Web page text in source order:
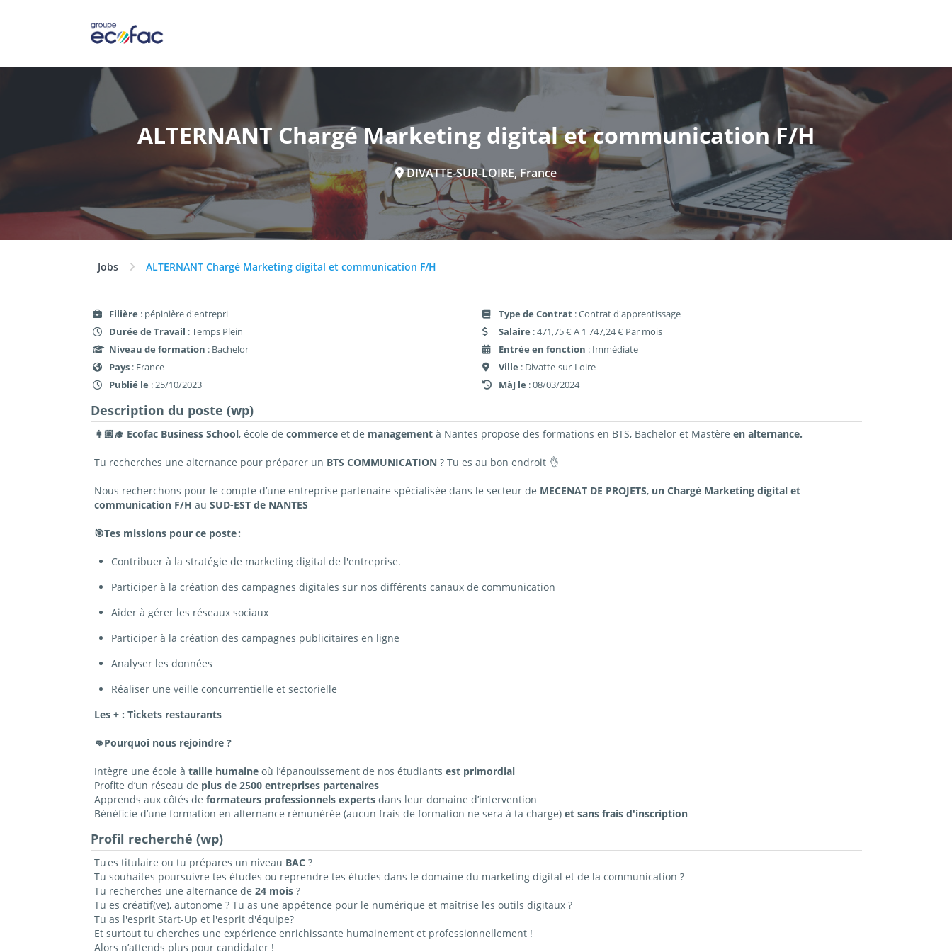
ALTERNANT Chargé Marketing digital et communication F/H
DIVATTE-SUR-LOIRE, France
Jobs ALTERNANT Chargé Marketing digital et communication F/H
Filière : pépinière d'entrepri
Durée de Travail : Temps Plein
Niveau de formation : Bachelor
Pays : France
Publié le : 25/10/2023
Type de Contrat : Contrat d'apprentissage
Salaire : 471,75 € A 1 747,24 € Par mois
Entrée en fonction : Immédiate
Ville : Divatte-sur-Loire
MàJ le : 08/03/2024
Description du poste (wp)
👩🏼‍🎓 Ecofac Business School, école de commerceet de managementà Nantes propose des formations en BTS, Bachelor et Mastère en alternance.
Tu recherches une alternance pour préparer un BTS COMMUNICATION ? Tu es au bon endroit 👌
Nous recherchons pour le compte d’une entreprise partenaire spécialisée dans le secteur de MECENAT DE PROJETS, un Chargé Marketing digital et
communication F/H au SUD-EST deNANTES
🎯Tes missions pour ce poste :
Contribuer à la stratégie de marketing digital de l'entreprise.
Participer à la création des campagnes digitales sur nos différents canaux de communication
Aider à gérer les réseaux sociaux
Participer à la création des campagnes publicitaires en ligne
Analyser les données
Réaliser une veille concurrentielle et sectorielle
Les + : Tickets restaurants
👊Pourquoi nous rejoindre ?
Intègre une école à taille humaineoù l’épanouissement de nos étudiants est primordial
Profite d’un réseau de plus de 2500 entreprises partenaires
Apprends aux côtés de formateurs professionnels expertsdans leur domaine d’intervention
Bénéficie d’une formation en alternance rémunérée (aucun frais de formation ne sera à ta charge)et sans frais d'inscription
Profil recherché (wp)
Tu es titulaire ou tu prépares un niveau BAC ?
Tu souhaites poursuivre tes études ou reprendre tes études dans le domaine du marketing digital et de la communication ?
Tu recherches une alternance de 24mois?
Tu es créatif(ve), autonome ? Tu as une appétence pour le numérique et maîtrise les outils digitaux ?
Tu as l'esprit Start-Up et l'esprit d'équipe?
Et surtout tu cherches une expérience enrichissante humainement et professionnellement !
Alors n’attends plus pour candidater !